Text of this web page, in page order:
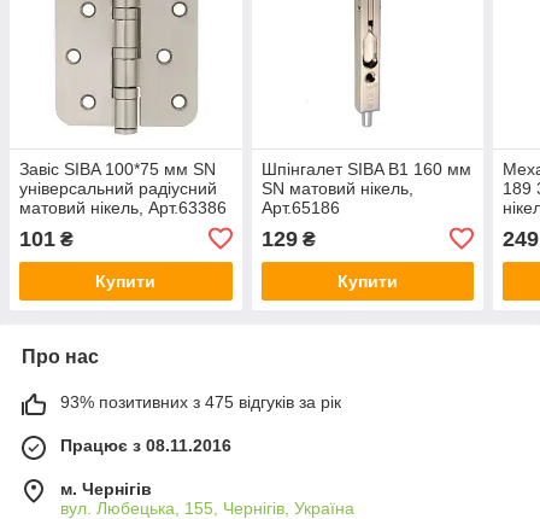
Завіс SIBA 100*75 мм SN
універсальний радіусний
матовий нікель, Арт.63386
101 ₴
Купити
Шпінгалет SIBA B1 160 мм
SN матовий нікель,
Арт.65186
129₴
Купити
189
249
Про нас
93% позитивних з 475 відгуків за рік
Працює з 08.11.2016
м. Чернігів
вул. Любецька, 155, Чернігів, Україна